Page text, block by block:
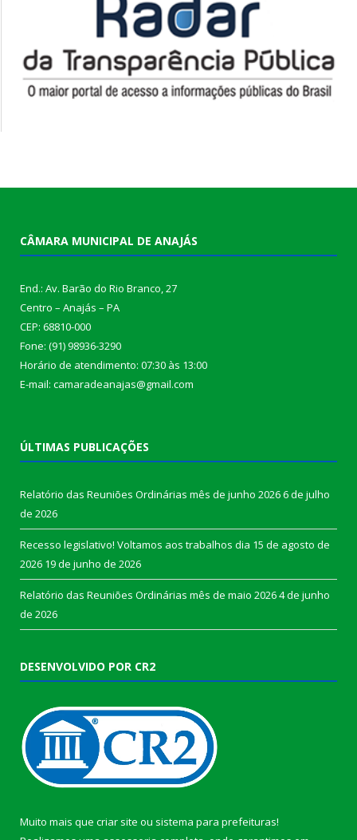
CÂMARA MUNICIPAL DE ANAJÁS
End.: Av. Barão do Rio Branco, 27
Centro – Anajás – PA
CEP: 68810-000
Fone: (91) 98936-3290
Horário de atendimento: 07:30 às 13:00
E-mail: camaradeanajas@gmail.com
ÚLTIMAS PUBLICAÇÕES
Relatório das Reuniões Ordinárias mês de junho 20266 de julho
de 2026
Recesso legislativo! Voltamos aos trabalhos dia 15 de agosto de
2026 19 de junho de 2026
Relatório das Reuniões Ordinárias mês de maio 20264 de junho
de 2026
DESENVOLVIDO POR CR2
Muito mais que criar site ou sistema para prefeituras!